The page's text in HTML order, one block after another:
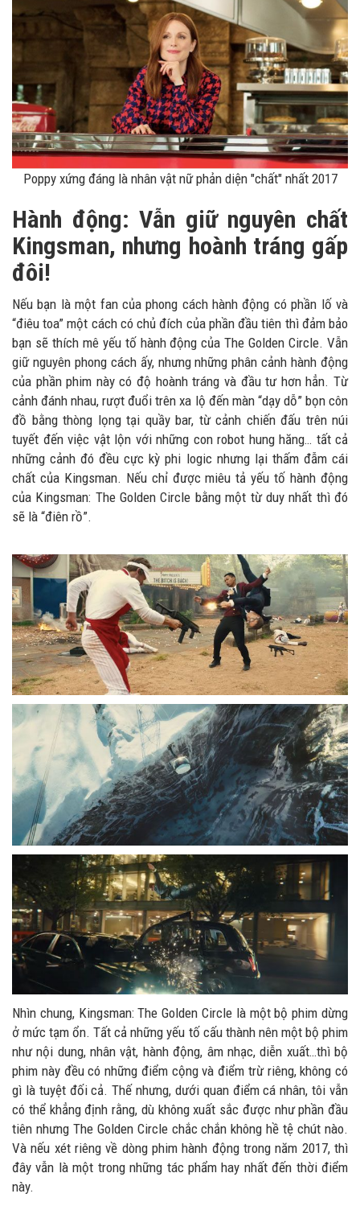
Poppy xứng đáng là nhân vật nữ phản diện "chất" nhất 2017
Hành động: Vẫn giữ nguyên chất
Kingsman, nhưng hoành tráng gấp
đôi!
Nếu bạn là một fan của phong cách hành động có phần lố và
“điêu toa” một cách có chủ đích của phần đầu tiên thì đảm bảo
bạn sẽ thích mê yếu tố hành động của The Golden Circle. Vẫn
giữ nguyên phong cách ấy, nhưng những phân cảnh hành động
của phần phim này có độ hoành tráng và đầu tư hơn hẳn. Từ
cảnh đánh nhau, rượt đuổi trên xa lộ đến màn “dạy dỗ” bọn côn
đồ bằng thòng lọng tại quầy bar, từ cảnh chiến đấu trên núi
tuyết đến việc vật lộn với những con robot hung hăng… tất cả
những cảnh đó đều cực kỳ phi logic nhưng lại thấm đẫm cái
chất của Kingsman. Nếu chỉ được miêu tả yếu tố hành động
của Kingsman: The Golden Circle bằng một từ duy nhất thì đó
sẽ là “điên rồ”.
Nhìn chung, Kingsman: The Golden Circle là một bộ phim dừng
ở mức tạm ổn. Tất cả những yếu tố cấu thành nên một bộ phim
như nội dung, nhân vật, hành động, âm nhạc, diễn xuất…thì bộ
phim này đều có những điểm cộng và điểm trừ riêng, không có
gì là tuyệt đối cả. Thế nhưng, dưới quan điểm cá nhân, tôi vẫn
có thể khẳng định rằng, dù không xuất sắc được như phần đầu
tiên nhưng The Golden Circle chắc chắn không hề tệ chút nào.
Và nếu xét riêng về dòng phim hành động trong năm 2017, thì
đây vẫn là một trong những tác phẩm hay nhất đến thời điểm
này.